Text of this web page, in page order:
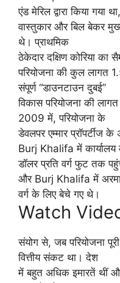
एंड मेरिल द्वारा किया गया
वास्तुकार और बिल बेकर
थे। प्राथमिक
ठेकेदार दक्षिण कोरिया
परियोजना की कुल लागत
संपूर्ण “डाउनटाउन दुबई”
विकास परियोजना की
2009 में, परियोजना के
डेवलपर एम्मार प्रॉपर्टीज
Burj Khalifa में
डॉलर प्रति वर्ग फुट तक
और Burj Khalifa में
वर्ग के लिए बेचे गए थे।
Watch
संयोग से, जब परियोजना
वित्तीय संकट था। देश
में बहुत अधिक इमारतें थीं